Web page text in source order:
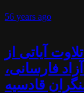
56 years ago
آیاتی از
قرآن (۸۲) - آزاد فارسانی،
قادسیه